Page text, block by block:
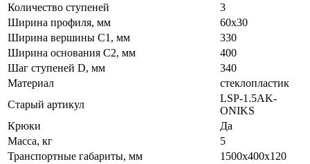
Количество ступеней
3
Ширина профиля, мм
60х30
Ширина вершины С1, мм
330
Ширина основания C2, мм
400
Шаг ступеней D, мм
340
Материал
стеклопластик
Старый артикул
LSP-1.5AK-
ONIKS
Крюки
Да
Масса, кг
5
Транспортные габариты, мм
1500x400x120